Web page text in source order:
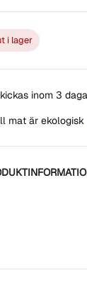
i lager
inom 3
mat är ekologisk